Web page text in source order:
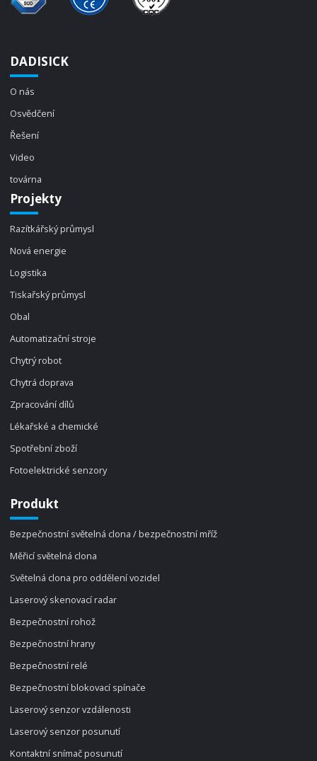
DADISICK
O nás
Osvědčení
Řešení
Video
továrna
Projekty
Razítkářský průmysl
Nová energie
Logistika
Tiskařský průmysl
Obal
Automatizační stroje
Chytrý robot
Chytrá doprava
Zpracování dílů
Lékařské a chemické
Spotřební zboží
Fotoelektrické senzory
Produkt
Bezpečnostní světelná clona / bezpečnostní mříž
Měřicí světelná clona
Světelná clona pro oddělení vozidel
Laserový skenovací radar
Bezpečnostní rohož
Bezpečnostní hrany
Bezpečnostní relé
Bezpečnostní blokovací spínače
Laserový senzor vzdálenosti
Laserový senzor posunutí
Kontaktní snímač posunutí